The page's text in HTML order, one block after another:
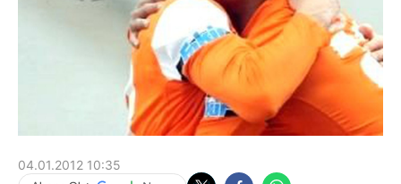
04.01.2012 10:35